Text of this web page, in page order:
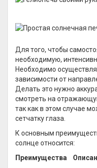
Для того, чтобы
необходимую,
Необходимо
зависимости от
Делать это нужно
смотреть на
так как в этом случае
сетчатку глаза.
К основным
солнце относится:
Преимущества